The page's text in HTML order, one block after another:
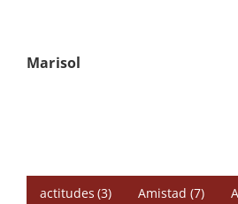
Marisol
actitudes (3) Amistad (7)